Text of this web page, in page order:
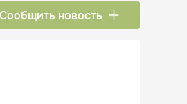
Сообщить новость